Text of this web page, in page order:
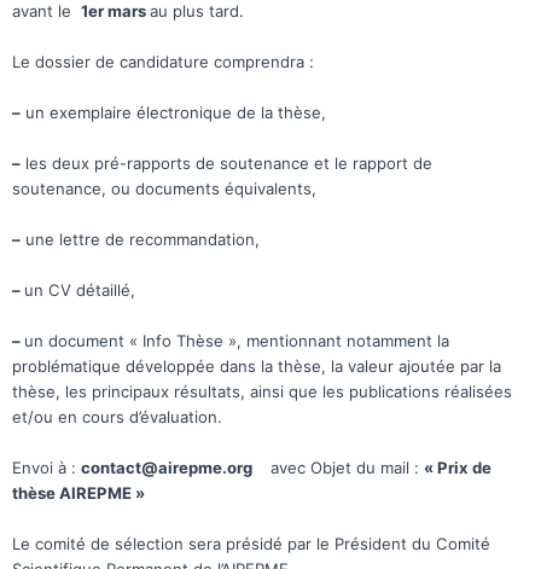
avant le 1er marsau plus tard.
Le dossier de candidature comprendra :
– un exemplaire électronique de la thèse,
– les deux pré-rapports de soutenance et le rapport de
soutenance, ou documents équivalents,
– une lettre de recommandation,
– un CV détaillé,
– un document « Info Thèse », mentionnant notamment la
problématique développée dans la thèse, la valeur ajoutée par la
thèse, les principaux résultats, ainsi que les publications réalisées
et/ou en cours d’évaluation.
Envoi à : contact@airepme.org avec Objet du mail : « Prix de
thèse AIREPME »
Le comité de sélection sera présidé par le Président du Comité